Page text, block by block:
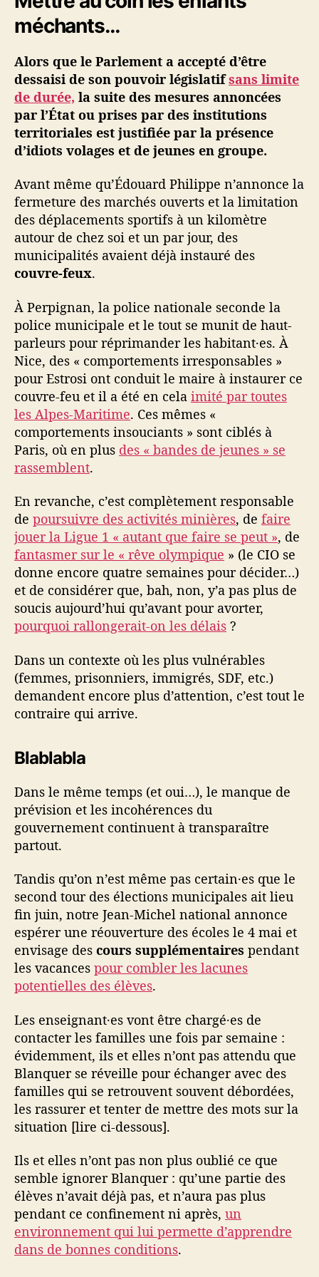
i
·
e
#
2
–
R
p
r
e
s
i
,
é
c
o
l
e
e
d
o
é
e
s
s
c
i
e
n
t
f
i
q
u
méchants…
Alors que le Parlement a accepté d’être
dessaisi de son pouvoir législatifsans limite
de durée, la suite des mesures annoncées
par l’État ou prises par des institutions
territoriales est justifiée par la présence
d’idiots volages et de jeunes en groupe.
Avant même qu’Édouard Philippe n’annonce la
fermeture des marchés ouverts et la limitation
des déplacements sportifs à un kilomètre
autour de chez soi et un par jour, des
municipalités avaient déjà instauré des
couvre-feux.
À Perpignan, la police nationale seconde la
police municipale et le tout se munit de haut-
parleurs pour réprimander les habitant·es. À
Nice, des « comportements irresponsables »
pour Estrosi ont conduit le maire à instaurer ce
couvre-feu et il a été en cela imité par toutes
les Alpes-Maritime. Ces mêmes «
comportements insouciants » sont ciblés à
Paris, où en plus des « bandes de jeunes » se
rassemblent.
En revanche, c’est complètement responsable
de poursuivre des activités minières, de faire
jouer la Ligue 1 « autant que faire se peut », de
fantasmer sur le « rêve olympique » (le CIO se
donne encore quatre semaines pour décider…)
et de considérer que, bah, non, y’a pas plus de
soucis aujourd’hui qu’avant pour avorter,
pourquoi rallongerait-on les délais ?
Dans un contexte où les plus vulnérables
(femmes, prisonniers, immigrés, SDF, etc.)
demandent encore plus d’attention, c’est tout le
contraire qui arrive.
Blablabla
Dans le même temps (et oui…), le manque de
prévision et les incohérences du
gouvernement continuent à transparaître
partout.
Tandis qu’on n’est même pas certain·es que le
second tour des élections municipales ait lieu
fin juin, notre Jean-Michel national annonce
espérer une réouverture des écoles le 4 mai et
envisage des cours supplémentaires pendant
les vacances pour combler les lacunes
potentielles des élèves.
Les enseignant·es vont être chargé·es de
contacter les familles une fois par semaine :
évidemment, ils et elles n’ont pas attendu que
Blanquer se réveille pour échanger avec des
familles qui se retrouvent souvent débordées,
les rassurer et tenter de mettre des mots sur la
situation [lire ci-dessous].
Ils et elles n’ont pas non plus oublié ce que
semble ignorer Blanquer : qu’une partie des
élèves n’avait déjà pas, et n’aura pas plus
pendant ce confinement ni après, un
environnement qui lui permette d’apprendre
dans de bonnes conditions.